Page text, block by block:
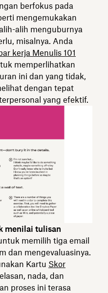
berfokus pada
mengemukakan
alih menguburnya
misalnya. Anda
kerja Menulis 101
memperlihatkan
ini dan yang tidak,
dengan tepat
yang efektif.
menilai tulisan
memilih tiga email
dan mengevaluasinya.
Kartu Skor
nada, dan
proses ini terasa